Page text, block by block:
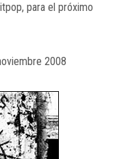
para el próximo
2008